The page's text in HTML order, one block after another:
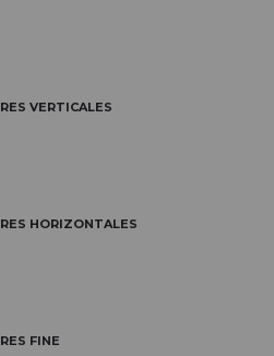
VERTICALES
HORIZONTALES
FINE